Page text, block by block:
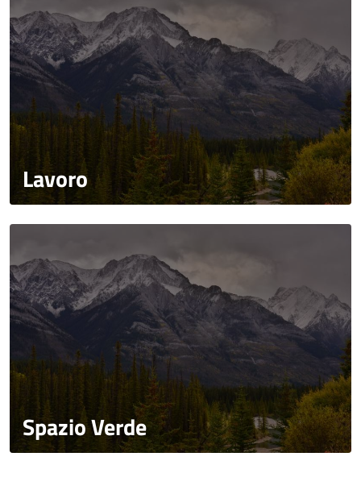
Lavoro
Spazio Verde